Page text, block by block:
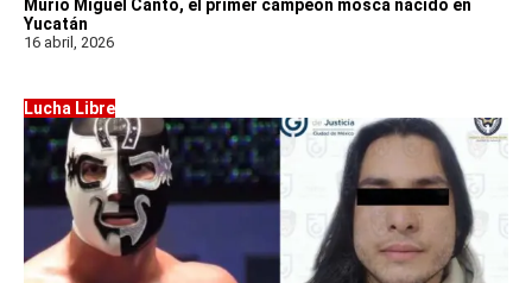
Murió Miguel Canto, el primer campeón mosca nacido en
Yucatán
16 abril, 2026
Lucha Libre